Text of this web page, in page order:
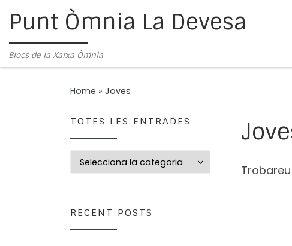
Skip to content
Punt Òmnia La Devesa
Blocs de la Xarxa Òmnia
Home » Joves
TOTES LES ENTRADES
RECENT POSTS